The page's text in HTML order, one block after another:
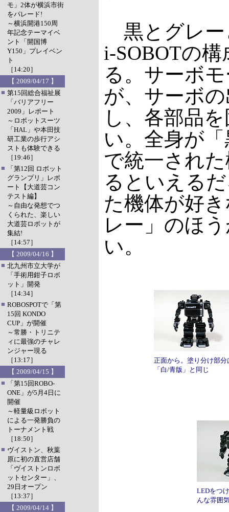
モ」2体が横浜市街
をパレード!
～横浜開港150周
年記念テーマイベ
ント「開国博
Y150」プレイベン
ト
［14:20］
【 2009/04/17 】
■ 第15回総合福祉展
「バリアフリー
2009」レポート
～ロボットスーツ
「HAL」や本田技
研工業の歩行アシ
ストも体験できる
［19:46］
■
「第12回 ロボット
グランプリ」レポ
ート【大道芸コン
テスト編】
～自由な発想でつ
くられた、楽しい
大道芸ロボットが
集結!
［14:57］
【 2009/04/16 】
■ 北九州市立大学が
「手術用鉗子ロボ
ット」開発
［14:34］
■ ROBOSPOTで「第
15回 KONDO
CUP」が開催
～常勝・トリニテ
ィに最強のチャレ
ンジャー現る
［13:17］
【 2009/04/15 】
■
「第15回ROBO-
ONE」が5月4日に
開催
～軽量級ロボット
による一発勝負の
トーナメント戦
［18:50］
■ ヴイストン、秋葉
原に初の直営店舗
「ヴイストンロボ
ットセンター」、
29日オープン
［13:37］
【 2009/04/14 】
黒とグレー
i-SOBOTの
る。サーボ
が、サーボ
し、各部品
い。全身が
で統一され
るといえる
た機体が好
レー」のほ
い。
正面から。塗り分け部分
「白/青版」と同じ
LEDをつ
んな雰囲